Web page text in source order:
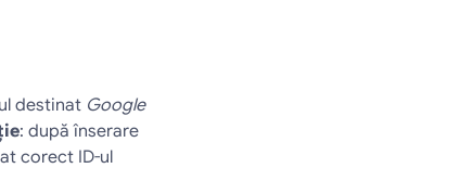
destinat Google
: după înserare
corect ID-ul